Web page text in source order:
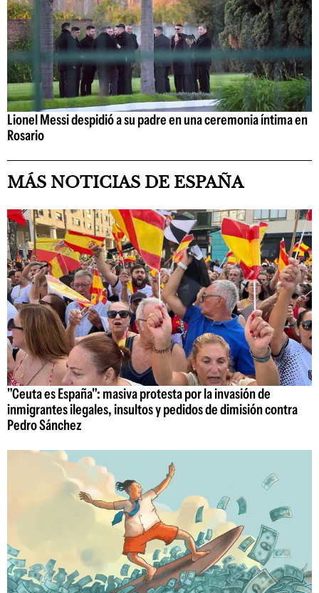
Lionel Messi despidió a su padre en una ceremonia íntima en
Rosario
MÁS NOTICIAS DE ESPAÑA
"Ceuta es España": masiva protesta por la invasión de
inmigrantes ilegales, insultos y pedidos de dimisión contra
Pedro Sánchez